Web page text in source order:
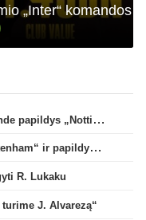
„Inter“ komandos
„Sporting“ klube atsiskleidęs O. Diomande papildys „Nottingham“ gretas
M. Solomonas po trijų metų paliks „Tottenham“ ir papildys „West Ham“ klubą
R. Lukaku
J. Alvarezą“